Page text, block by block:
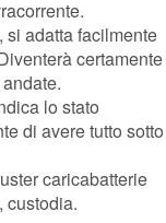
si adatta facilmente
certamente
lo stato
di avere tutto sotto
caricabatterie
custodia.